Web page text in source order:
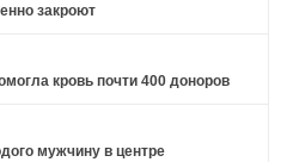
закроют
кровь почти 400 доноров
мужчину в центре